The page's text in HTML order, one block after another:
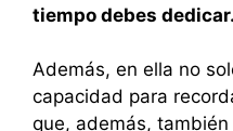
tiempo debes dedicar.
Además, en ella no
capacidad para
que, además,